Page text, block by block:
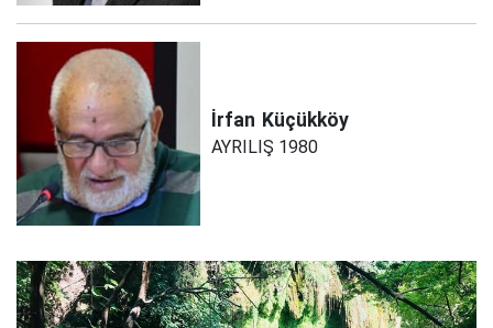
İrfan Küçükköy
AYRILIŞ 1980